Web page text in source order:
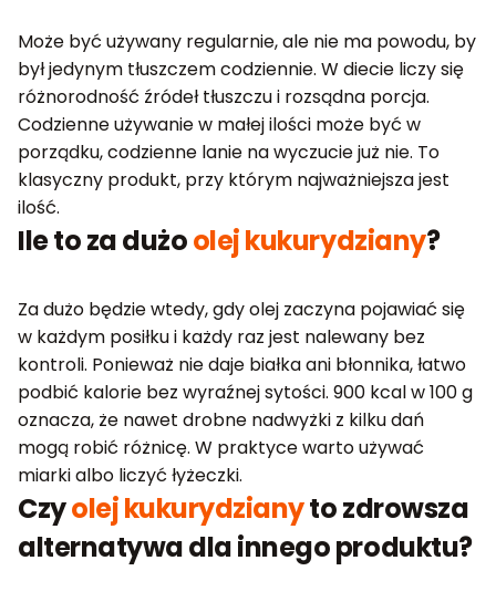
Może być używany regularnie, ale nie ma powodu, by
był jedynym tłuszczem codziennie. W diecie liczy się
różnorodność źródeł tłuszczu i rozsądna porcja.
Codzienne używanie w małej ilości może być w
porządku, codzienne lanie na wyczucie już nie. To
klasyczny produkt, przy którym najważniejsza jest
ilość.
Ile to za dużoolej kukurydziany?
Za dużo będzie wtedy, gdy olej zaczyna pojawiać się
w każdym posiłku i każdy raz jest nalewany bez
kontroli. Ponieważ nie daje białka ani błonnika, łatwo
podbić kalorie bez wyraźnej sytości. 900 kcal w 100 g
oznacza, że nawet drobne nadwyżki z kilku dań
mogą robić różnicę. W praktyce warto używać
miarki albo liczyć łyżeczki.
Czyolej kukurydzianyto zdrowsza
alternatywa dla innego produktu?